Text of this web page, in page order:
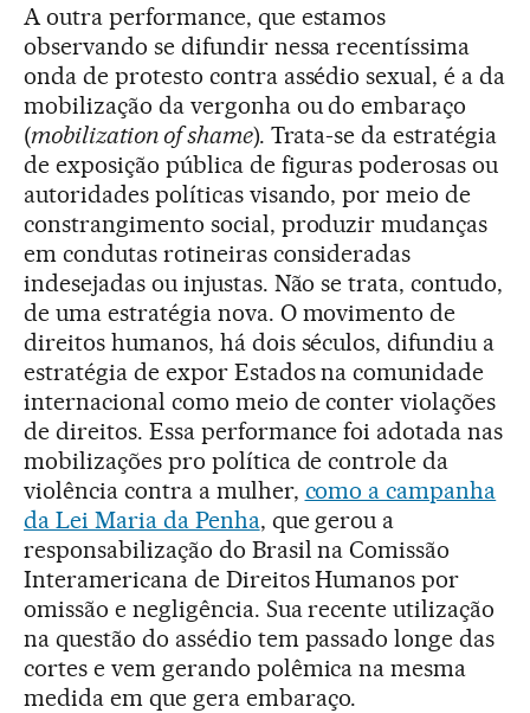
A outra performance, que estamos
observando se difundir nessa recentíssima
onda de protesto contra assédio sexual, é a da
mobilização da vergonha ou do embaraço
(mobilization of shame). Trata-se da estratégia
de exposição pública de figuras poderosas ou
autoridades políticas visando, por meio de
constrangimento social, produzir mudanças
em condutas rotineiras consideradas
indesejadas ou injustas. Não se trata, contudo,
de uma estratégia nova. O movimento de
direitos humanos, há dois séculos, difundiu a
estratégia de expor Estados na comunidade
internacional como meio de conter violações
de direitos. Essa performance foi adotada nas
mobilizações pro política de controle da
violência contra a mulher, como a campanha
da Lei Maria da Penha, que gerou a
responsabilização do Brasil na Comissão
Interamericana de Direitos Humanos por
omissão e negligência. Sua recente utilização
na questão do assédio tem passado longe das
cortes e vem gerando polêmica na mesma
medida em que gera embaraço.